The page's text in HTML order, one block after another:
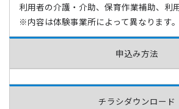
利用者の介護・介助、保育作業補助、利
※内容は体験事業所によって異なります。
申込み方法
チラシダウンロード